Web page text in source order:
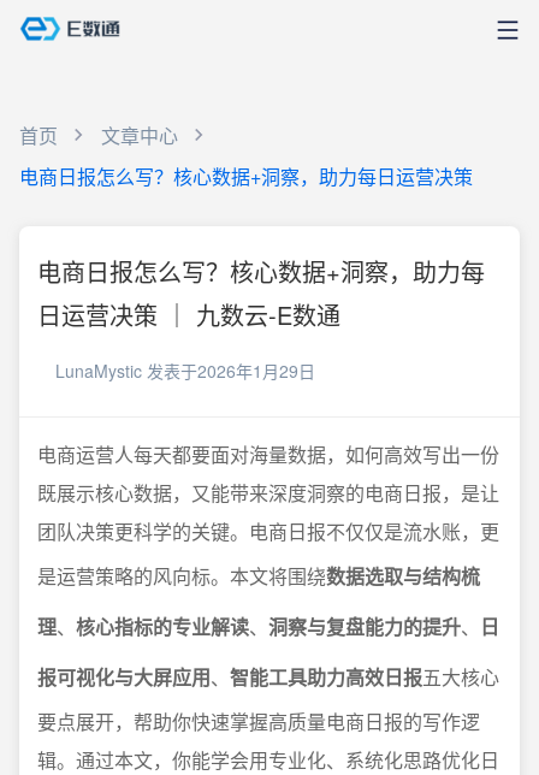
首页
文章中心
电商日报怎么写？核心数据+洞察，助力每日运营决策
电商日报怎么写？核心数据+洞察，助力每
日运营决策 ｜ 九数云-E数通
LunaMystic 发表于2026年1月29日
电商运营人每天都要面对海量数据，如何高效写出一份
既展示核心数据，又能带来深度洞察的电商日报，是让
团队决策更科学的关键。电商日报不仅仅是流水账，更
是运营策略的风向标。本文将围绕数据选取与结构梳
理、 核心指标的专业解读、 洞察与复盘能力的提升、 日
报可视化与大屏应用、 智能工具助力高效日报五大核心
要点展开，帮助你快速掌握高质量电商日报的写作逻
辑。通过本文，你能学会用专业化、系统化思路优化日